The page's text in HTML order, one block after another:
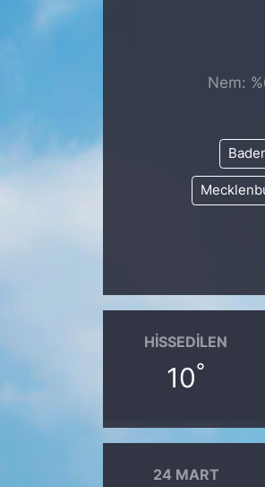
Nem:
HISSEDILEN
10°
24 MART